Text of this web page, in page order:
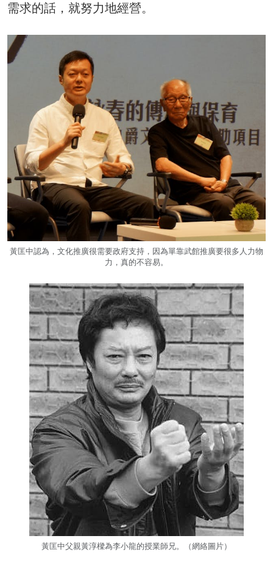
需求的話，就努力地經營。
黃匡中認為，文化推廣很需要政府支持，因為單靠武館推廣要很多人力物
力，真的不容易。
黃匡中父親黃淳樑為李小龍的授業師兄。（網絡圖片）